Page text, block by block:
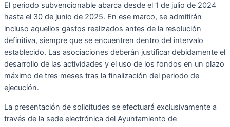
El periodo subvencionable abarca desde el 1 de julio de 2024
hasta el 30 de junio de 2025. En ese marco, se admitirán
incluso aquellos gastos realizados antes de la resolución
definitiva, siempre que se encuentren dentro del intervalo
establecido. Las asociaciones deberán justificar debidamente el
desarrollo de las actividades y el uso de los fondos en un plazo
máximo de tres meses tras la finalización del periodo de
ejecución.
La presentación de solicitudes se efectuará exclusivamente a
través de la sede electrónica del Ayuntamiento de